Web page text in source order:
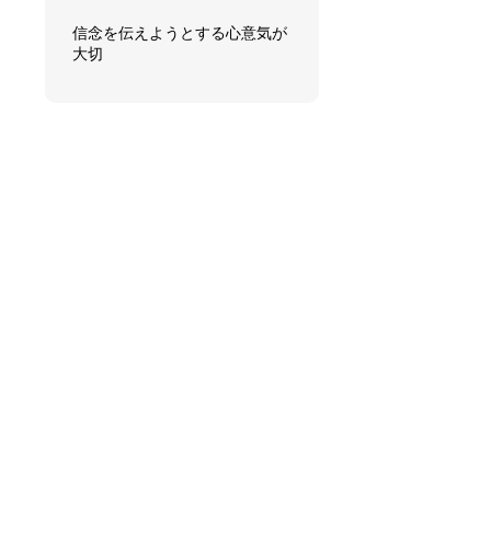
信念を伝えようとする心意気が
大切